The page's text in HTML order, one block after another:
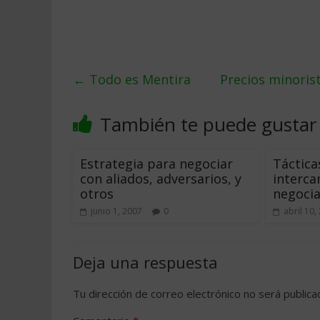
← Todo es Mentira Precios
También te puede gustar
Estrategia para negociar
con aliados, adversarios, y
otros
junio 1, 2007 0 abril 10,
Deja una respuesta
Tu dirección de correo electrónico no será